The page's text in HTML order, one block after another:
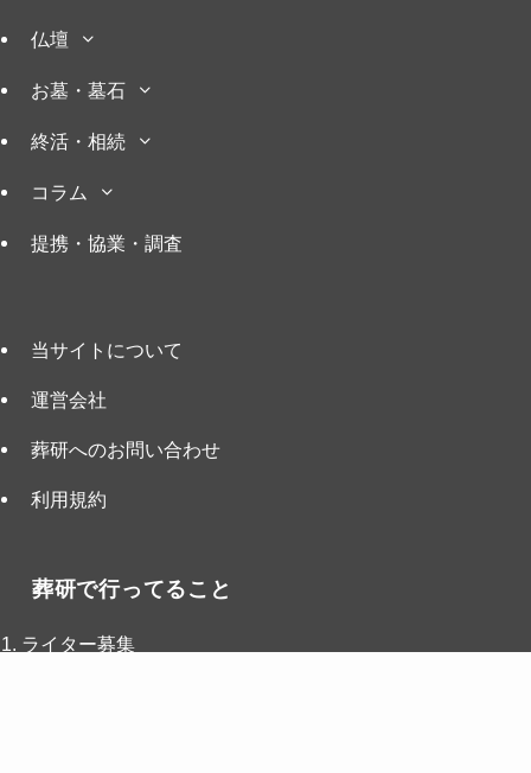
仏壇
お墓・墓石
終活・相続
コラム
提携・協業・調査
当サイトについて
運営会社
葬研へのお問い合わせ
利用規約
葬研で行ってること
ライター募集